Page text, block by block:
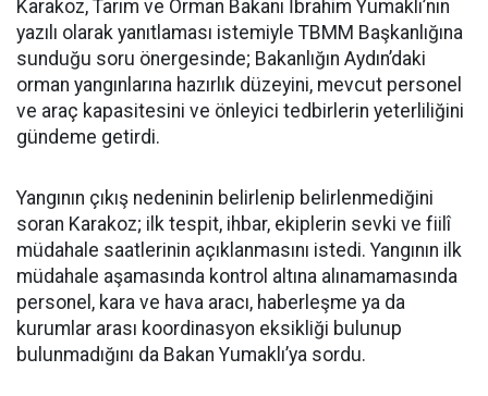
Karakoz, Tarım ve Orman Bakanı İbrahim Yumaklı’nın
yazılı olarak yanıtlaması istemiyle TBMM Başkanlığına
sunduğu soru önergesinde; Bakanlığın Aydın’daki
orman yangınlarına hazırlık düzeyini, mevcut personel
ve araç kapasitesini ve önleyici tedbirlerin yeterliliğini
gündeme getirdi.
Yangının çıkış nedeninin belirlenip belirlenmediğini
soran Karakoz; ilk tespit, ihbar, ekiplerin sevki ve fiilî
müdahale saatlerinin açıklanmasını istedi. Yangının ilk
müdahale aşamasında kontrol altına alınamamasında
personel, kara ve hava aracı, haberleşme ya da
kurumlar arası koordinasyon eksikliği bulunup
bulunmadığını da Bakan Yumaklı’ya sordu.